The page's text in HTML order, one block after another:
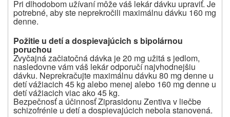
Pri dlhodobom užívaní môže váš lekár dávku upraviť. Je
potrebné, aby ste neprekročili maximálnu dávku 160 mg
denne.
Požitie u detí a dospievajúcich s bipolárnou
poruchou
Zvyčajná začiatočná dávka je 20 mg užitá s jedlom,
nasledovne vám váš lekár odporučí najvhodnejšiu
dávku. Neprekračujte maximálnu dávku 80 mg denne u
detí vážiacich 45 kg alebo menej alebo 160 mg denne u
detí vážiacich viac ako 45 kg.
Bezpečnosť a účinnosť Ziprasidonu Zentiva v liečbe
schizofrénie u detí a dospievajúcich nebola stanovená.